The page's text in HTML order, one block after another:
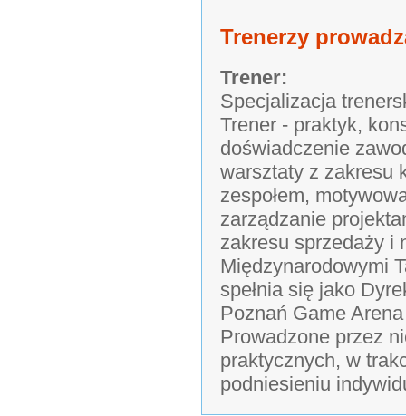
Trenerzy
Trener:
Specjalizacja
Trener - praktyk,
doświadczenie
warsztaty z zakresu
zespołem,
zarządzanie
zakresu sprzedaży i
Międzynarodowymi
spełnia się jako
Poznań Game
Prowadzone przez
praktycznych, w
podniesieniu